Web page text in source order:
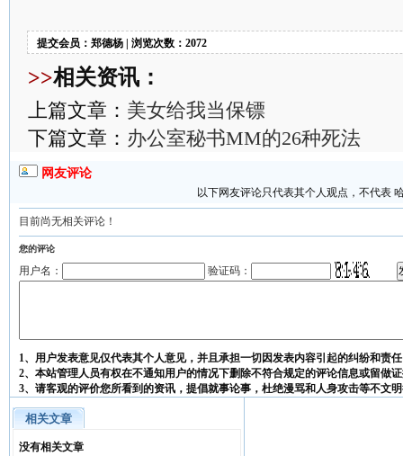
提交会员：郑德杨 | 浏览次数：2072
>>相关资讯：
上篇文章： 美女给我当保镖
下篇文章： 办公室秘书MM的26种死法
网友评论
以下网友评论只代表其个人观点，不代表
目前尚无相关评论！
您的评论
用户名： 验证码：
1、用户发表意见仅代表其个人意见，并且承担一切因发表内容引起的纠纷和责
2、本站管理人员有权在不通知用户的情况下删除不符合规定的评论信息或留做
3、请客观的评价您所看到的资讯，提倡就事论事，杜绝漫骂和人身攻击等不文
相关文章
没有相关文章